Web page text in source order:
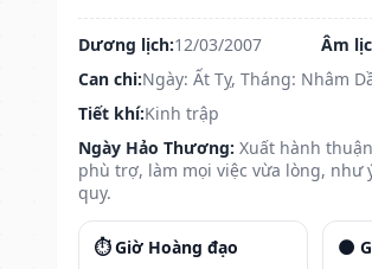
Dương lịch:12/03/2007 Âm
Can chi:Ngày: Ất Tỵ, Tháng: Nhâm
Tiết khí:Kinh trập
Ngày Hảo Thương: Xuất hành
phù trợ, làm mọi việc vừa lòng, như
quy.
⏱️ Giờ Hoàng đạo 🌑